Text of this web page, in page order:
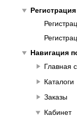
play_arrow
play_arrow Навигация
play_arrow Главная
play_arrow Каталоги
play_arrow Заказы
play_arrow Кабинет